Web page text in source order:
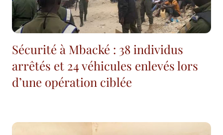
Sécurité à Mbacké : 38 individus
arrêtés et 24 véhicules enlevés lors
d’une opération ciblée